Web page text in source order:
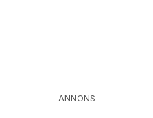
ANNONS